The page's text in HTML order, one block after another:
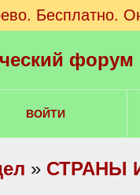
Бесплатно.
ВОЙТИ
» СТРАНЫ